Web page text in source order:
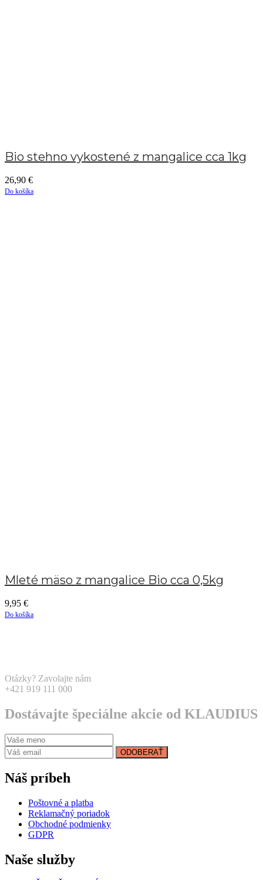
Bio stehno vykostené z mangalice cca 1kg
26,90 €
Do košíka
Mleté mäso z mangalice Bio cca 0,5kg
9,95 €
Do košíka
Otázky? Zavolajte nám
+421 919 111 000
Dostávajte špeciálne akcie od KLAUDIUS
ODOBERAŤ
Náš príbeh
Poštovné a platba
Reklamačný poriadok
Obchodné podmienky
GDPR
Naše služby